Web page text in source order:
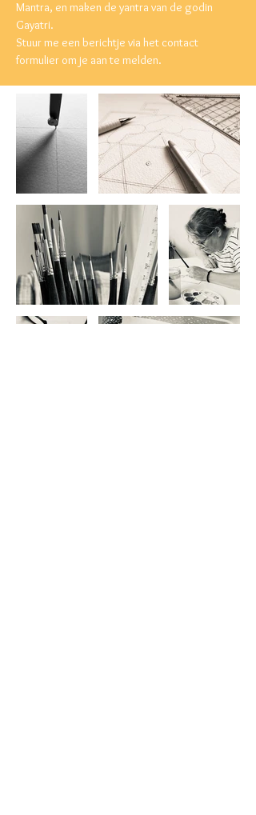
Mantra, en maken de yantra van de godin
Gayatri.
Stuur me een berichtje via het contact
formulier om je aan te melden.